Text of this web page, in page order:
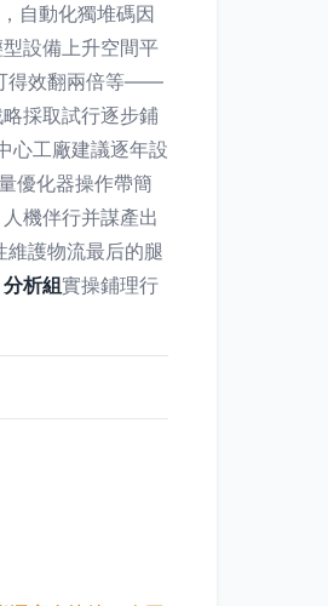
自動化獨堆碼因
設備上升空間平
得效翻兩倍等——
採取試行逐步鋪
心工廠建議逐年設
優化器操作帶簡
機伴行并謀產出
護物流最后的腿
分析組實操鋪理行